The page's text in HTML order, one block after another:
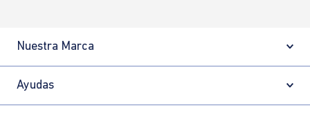
Nuestra Marca
Ayudas